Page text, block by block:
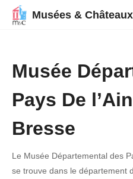
Musées & Châteaux
Musée
Pays De
Bresse
Le Musée Départemental des
se trouve dans le département